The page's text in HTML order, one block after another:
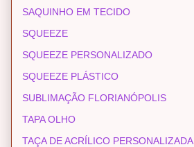
SAQUINHO EM TECIDO
SQUEEZE
SQUEEZE PERSONALIZADO
SQUEEZE PLÁSTICO
SUBLIMAÇÃO FLORIANÓPOLIS
TAPA OLHO
TAÇA DE ACRÍLICO PERSONALIZADA